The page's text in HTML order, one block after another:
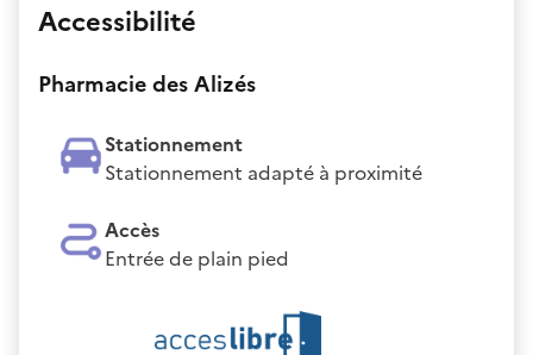
Accessibilité
Pharmacie des Alizés
Stationnement
Stationnement adapté à proximité
Accès
Entrée de plain pied